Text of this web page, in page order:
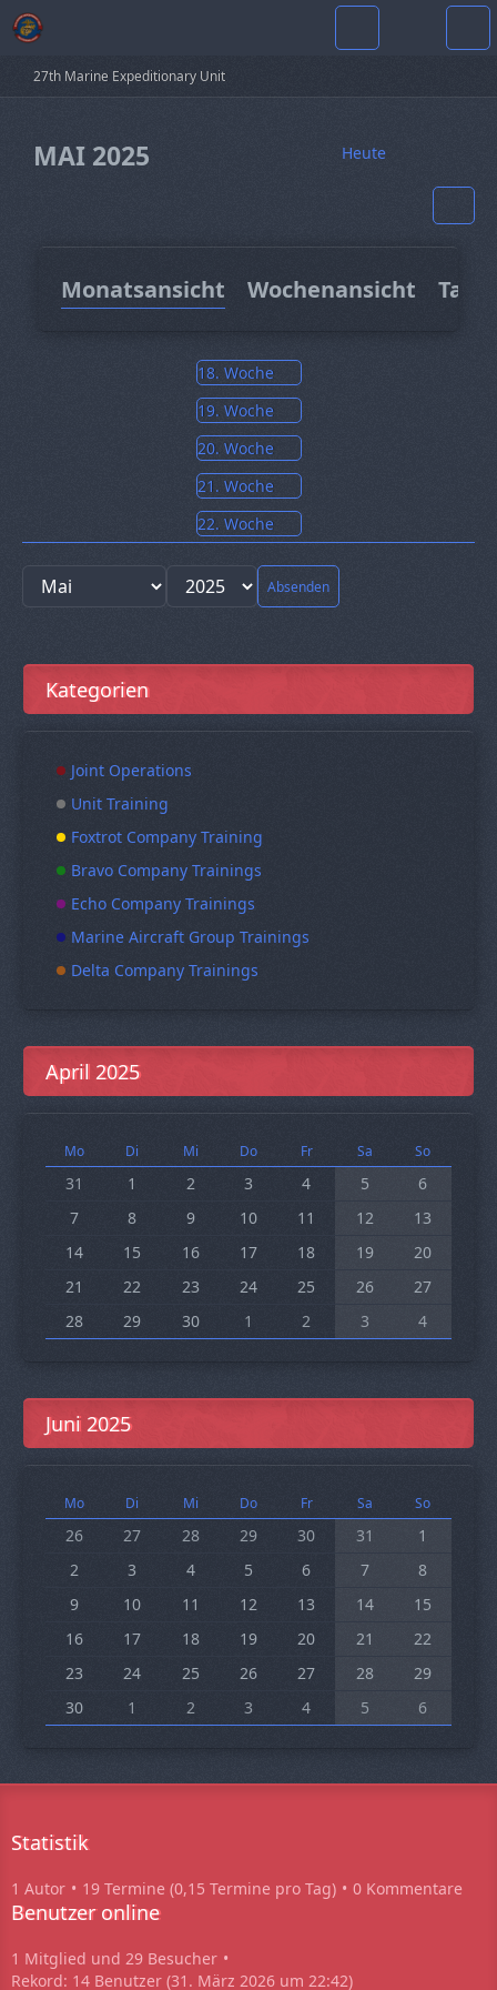
27th Marine Expeditionary Unit
MAI 2025 Heute
Monatsansicht Wochenansicht
18. Woche
19. Woche
20. Woche
21. Woche
22. Woche
Absenden
Kategorien
Joint Operations
Unit Training
Foxtrot Company Training
Bravo Company Trainings
Echo Company Trainings
Marine Aircraft Group Trainings
Delta Company Trainings
April 2025
Mo Di Mi Do Fr Sa So
31 1 2 3 4 5
6
7
8 9 10 11 12
13
14
15 16 17 18 19
20
21
22 23 24 25 26
27
28
29 30 1 2 3 4
Juni 2025
Mo Di Mi Do Fr Sa So
26 27 28 29 30 31
1
2
3 4 5 6 7
8
9
10 11 12 13 14
15
16
17 18 19 20 21
22
23
24 25 26 27 28
29
30
1 2 3 4 5 6
Statistik
1 Autor 19 Termine (0,15 Termine pro Tag) 0 Kommentare
Benutzer online
1 Mitglied und 29 Besucher
Rekord: 14 Benutzer (31. März 2026 um 22:42)